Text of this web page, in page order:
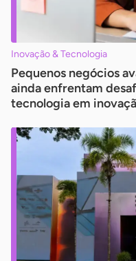
Inovação & Tecnologia
Pequenos negócios
ainda enfrentam
tecnologia em